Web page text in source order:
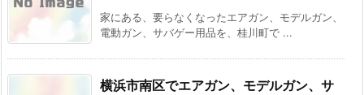
家にある、要らなくなったエアガン、モデルガン、
電動ガン、サバゲー用品を、桂川町で ...
横浜市南区でエアガン、モデルガン、サ